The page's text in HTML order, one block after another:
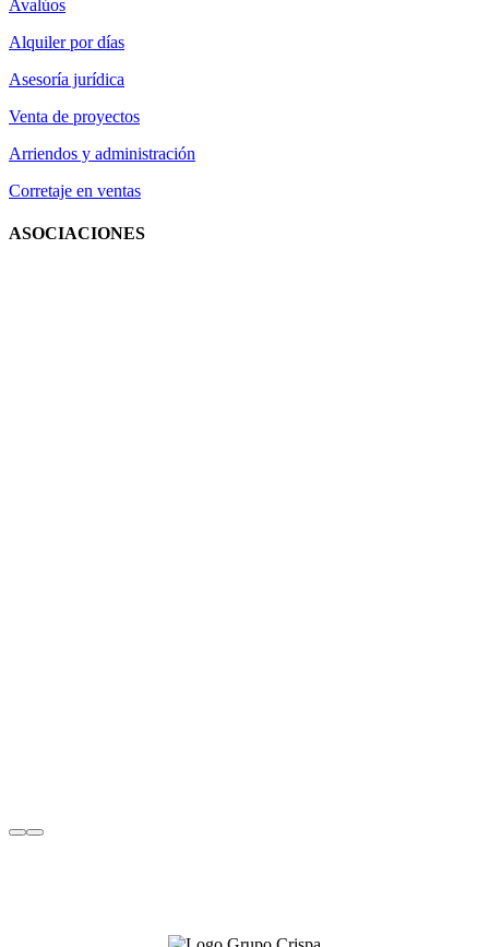
Avalúos
Alquiler por días
Asesoría jurídica
Venta de proyectos
Arriendos y administración
Corretaje en ventas
ASOCIACIONES